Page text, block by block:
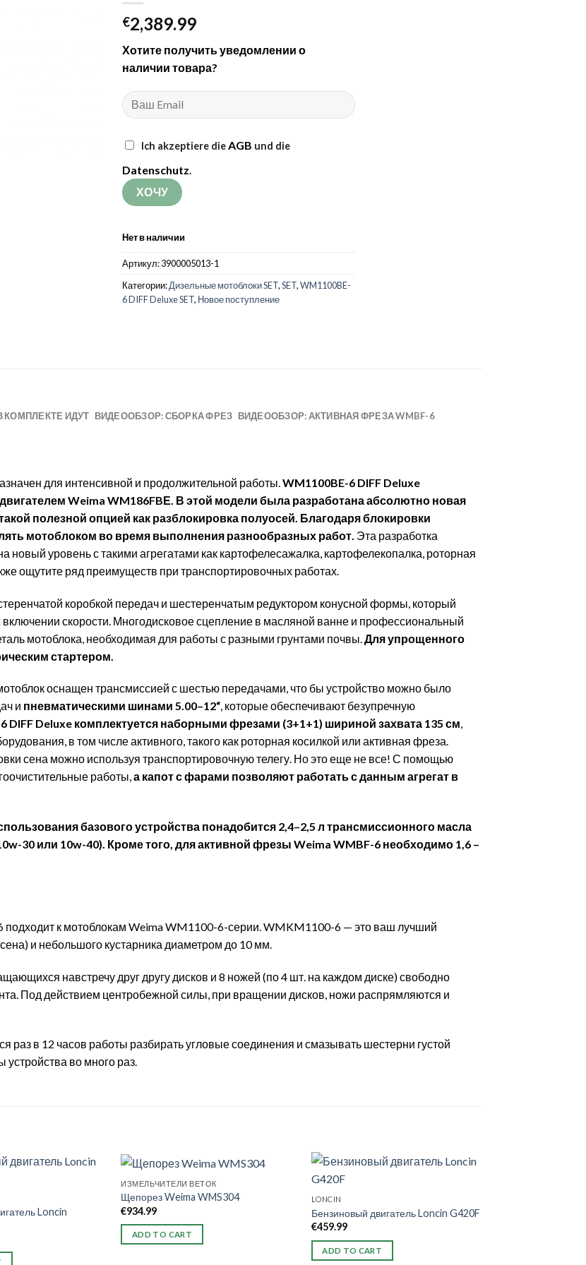
€2,389.99
Хотите получить уведомлении о
наличии товара?
Ich akzeptiere dieAGB und die
Datenschutz.
Нет в наличии
Артикул:3900005013-1
Категории:Дизельные мотоблоки SET,SET,WM1100BE-
6 DIFF Deluxe SET, Новое поступление
КОМПЛЕКТЕ ИДУТ ВИДЕООБЗОР: СБОРКА ФРЕЗ ВИДЕООБЗОР: АКТИВНАЯ ФРЕЗА WMBF-6
для интенсивной и продолжительной работы. WM1100BE-6 DIFF Deluxe
Weima WM186FBЕ. В этой модели была разработана абсолютно новая
полезной опцией как разблокировка полуосей. Благодаря блокировки
мотоблоком во время выполнения разнообразных работ. Эта разработка
новый уровень с такими агрегатами как картофелесажалка, картофелекопалка, роторная
ощутите ряд преимуществ при транспортировочных работах.
коробкой передач и шестеренчатым редуктором конусной формы, который
скорости. Многодисковое сцепление в масляной ванне и профессиональный
мотоблока, необходимая для работы с разными грунтами почвы. Для упрощенного
стартером.
оснащен трансмиссией с шестью передачами, что бы устройство можно было
и пневматическими шинами 5.00–12“, которые обеспечивают безупречную
DIFF Deluxe комплектуется наборными фрезами (3+1+1) шириной захвата 135 см,
в том числе активного, такого как роторная косилкой или активная фреза.
сена можно используя транспортировочную телегу. Но это еще не все! С помощью
работы,а капот с фарами позволяют работать с данным агрегат в
базового устройства понадобится 2,4–2,5 л трансмиссионного масла
30 или 10w-40). Кроме того, для активной фрезы Weima WMBF-6 необходимо 1,6 –
к мотоблокам Weima WM1100-6-серии. WMKM1100-6 — это ваш лучший
и небольшого кустарника диаметром до 10 мм.
навстречу друг другу дисков и 8 ножей (по 4 шт. на каждом диске) свободно
Под действием центробежной силы, при вращении дисков, ножи распрямляются и
раз в 12 часов работы разбирать угловые соединения и смазывать шестерни густой
устройства во много раз.
Loncin
ИЗМЕЛЬЧИТЕЛИ ВЕТОК
Щепорез Weima WMS304
€934.99
ADD TO CART
LONCIN
Бензиновый двигатель Loncin G420F
€459.99
ADD TO CART